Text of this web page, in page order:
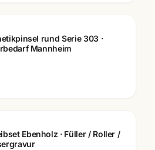
rund Serie 303 ·
Mannheim
Ebenholz · Füller / Roller /